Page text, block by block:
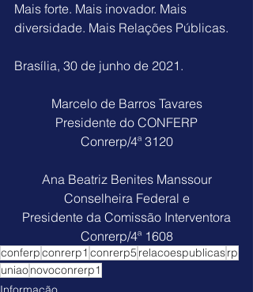
Mais forte. Mais inovador. Mais
diversidade. Mais Relações Públicas.
Brasília, 30 de junho de 2021.
Marcelo de Barros Tavares
Presidente do CONFERP
Conrerp/4ª 3120
Ana Beatriz Benites Manssour
Conselheira Federal e
Presidente da Comissão Interventora
Conrerp/4ª 1608
conferpconrerp1 conrerp5 relacoespublicasrp
uniaonovoconrerp1